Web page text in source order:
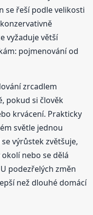
se řeší podle velikosti
vyžaduje větší
pojmenování od
zrcadlem
pokud si člověk
krvácení. Prakticky
světle jednou
výrůstek zvětšuje,
nebo se dělá
podezřelých změn
než dlouhé domácí